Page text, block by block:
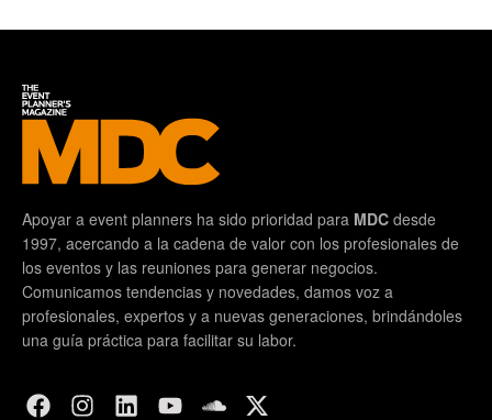
Apoyar a event planners ha sido prioridad para MDC desde
1997, acercando a la cadena de valor con los profesionales de
los eventos y las reuniones para generar negocios.
Comunicamos tendencias y novedades, damos voz a
profesionales, expertos y a nuevas generaciones, brindándoles
una guía práctica para facilitar su labor.